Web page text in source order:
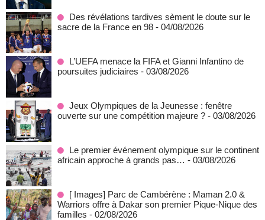
Des révélations tardives sèment le doute sur le
sacre de la France en 98 - 04/08/2026
L’UEFA menace la FIFA et Gianni Infantino de
poursuites judiciaires - 03/08/2026
Jeux Olympiques de la Jeunesse : fenêtre
ouverte sur une compétition majeure ? - 03/08/2026
Le premier événement olympique sur le continent
africain approche à grands pas… - 03/08/2026
[ Images] Parc de Cambérène : Maman 2.0 &
Warriors offre à Dakar son premier Pique-Nique des
familles - 02/08/2026